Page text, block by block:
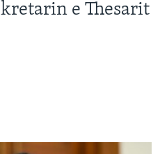
e Thesarit